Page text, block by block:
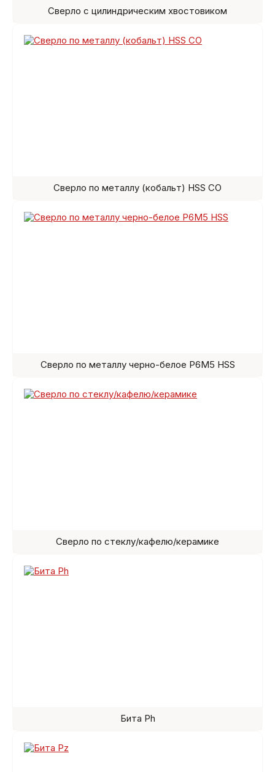
Сверло с цилиндрическим хвостовиком
Сверло по металлу (кобальт) HSS СО
Сверло по металлу черно-белое Р6М5 HSS
Сверло по стеклу/кафелю/керамике
Бита Ph